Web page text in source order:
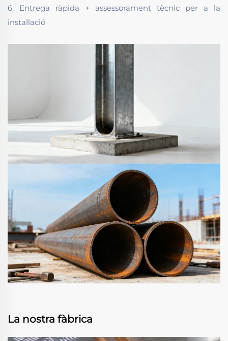
6. Entrega ràpida + assessorament tècnic per a la
instal·lació
La nostra fàbrica